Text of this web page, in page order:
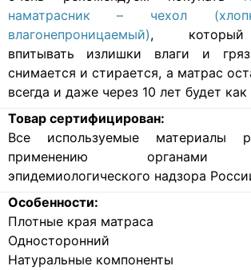
наматрасник – чехол
влагонепроницаемый), который
впитывать излишки влаги и
снимается и стирается, а матрас
всегда и даже через 10 лет будет
Товар сертифицирован:
Все используемые материалы
применению органами
эпидемиологического надзора
Особенности:
Плотные края матраса
Односторонний
Натуральные компоненты